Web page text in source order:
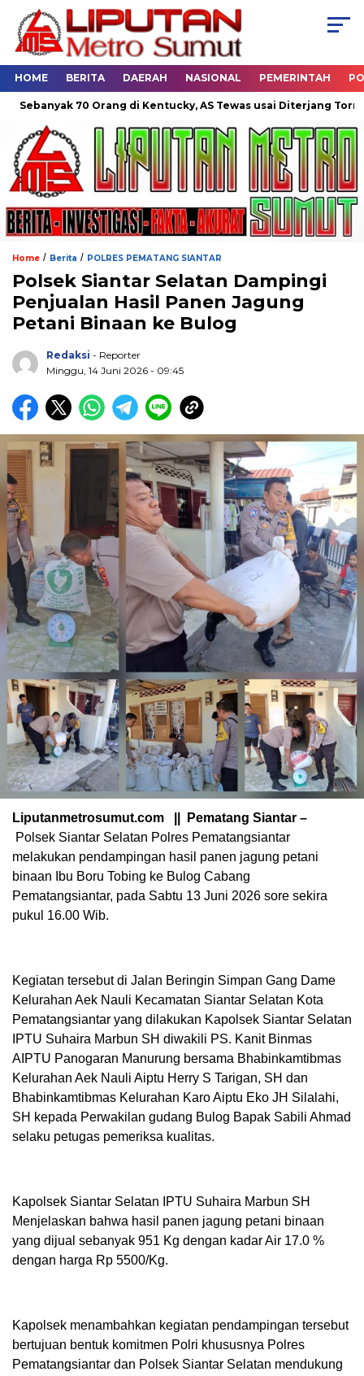
HOME BERITA DAERAH NASIONAL PEMERINTAH
70 Orang di Kentucky, AS Tewas usai Diterjang Tornado
Home / Berita / POLRES PEMATANG SIANTAR
Polsek Siantar Selatan Dampingi
Penjualan Hasil Panen Jagung
Petani Binaan ke Bulog
Redaksi - Reporter
Minggu, 14 Juni 2026 - 09:45
Liputanmetrosumut.com || Pematang Siantar –
Polsek Siantar Selatan Polres Pematangsiantar
melakukan pendampingan hasil panen jagung petani
binaan Ibu Boru Tobing ke Bulog Cabang
Pematangsiantar, pada Sabtu 13 Juni 2026 sore sekira
pukul 16.00 Wib.
Kegiatan tersebut di Jalan Beringin Simpan Gang Dame
Kelurahan Aek Nauli Kecamatan Siantar Selatan Kota
Pematangsiantar yang dilakukan Kapolsek Siantar Selatan
IPTU Suhaira Marbun SH diwakili PS. Kanit Binmas
AIPTU Panogaran Manurung bersama Bhabinkamtibmas
Kelurahan Aek Nauli Aiptu Herry S Tarigan, SH dan
Bhabinkamtibmas Kelurahan Karo Aiptu Eko JH Silalahi,
SH kepada Perwakilan gudang Bulog Bapak Sabili Ahmad
selaku petugas pemeriksa kualitas.
Kapolsek Siantar Selatan IPTU Suhaira Marbun SH
Menjelaskan bahwa hasil panen jagung petani binaan
yang dijual sebanyak 951 Kg dengan kadar Air 17.0 %
dengan harga Rp 5500/Kg.
Kapolsek menambahkan kegiatan pendampingan tersebut
bertujuan bentuk komitmen Polri khususnya Polres
Pematangsiantar dan Polsek Siantar Selatan mendukung